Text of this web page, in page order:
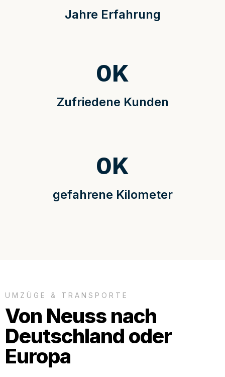
Jahre Erfahrung
Zufriedene Kunden
0K
gefahrene Kilometer
0K
UMZÜGE & TRANSPORTE
Von Neuss nach
Deutschland oder
Europa